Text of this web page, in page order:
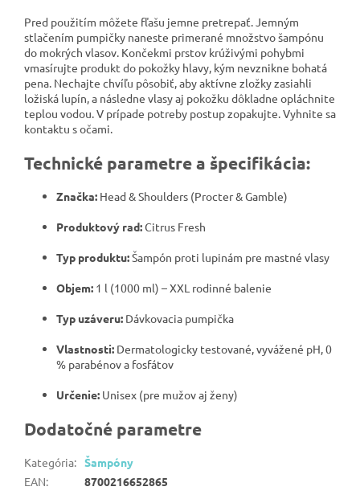
Pred použitím môžete fľašu jemne pretrepať. Jemným
stlačením pumpičky naneste primerané množstvo šampónu
do mokrých vlasov. Končekmi prstov krúživými pohybmi
vmasírujte produkt do pokožky hlavy, kým nevznikne bohatá
pena. Nechajte chvíľu pôsobiť, aby aktívne zložky zasiahli
ložiská lupín, a následne vlasy aj pokožku dôkladne opláchnite
teplou vodou. V prípade potreby postup zopakujte. Vyhnite sa
kontaktu s očami.
Technické parametre a špecifikácia:
Značka: Head & Shoulders (Procter & Gamble)
Produktový rad:Citrus Fresh
Typ produktu:Šampón proti lupinám pre mastné vlasy
Objem: 1 l (1000 ml) – XXL rodinné balenie
Typ uzáveru: Dávkovacia pumpička
Vlastnosti: Dermatologicky testované, vyvážené pH, 0
% parabénov a fosfátov
Určenie: Unisex (pre mužov aj ženy)
Dodatočné parametre
Kategória: Šampóny
EAN: 8700216652865